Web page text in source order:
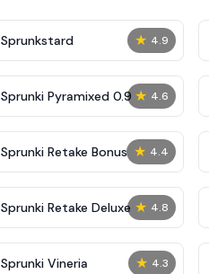
★ 4.9
Sprunkstard
★ 4.6
Sprunki Pyramixed 0.9
★ 4.4
Sprunki Retake Bonus
★ 4.8
Sprunki Retake Deluxe
★ 4.3
Sprunki Vineria